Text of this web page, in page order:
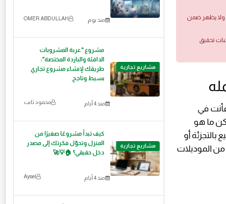
ولا يظهر ضمن
تحقيق
في
ما هو
أو
الموديلات
منذ يوم OMER ABDULLAH
مشاريع تجارية
مشروع "عربة المشروبات
الدافئة والباردة المختصة":
طريقك لإنشاء مشروع تجاري
بسيط وناجح
منذ 4 أيام محمود ثابت
مشاريع تجارية
كيف تبدأ مشروعًا صغيرًا من
المنزل وتحوّل فكرتك إلى مصدر
دخل حقيقي؟ 🏠💡🚀
منذ 4 أيام Aysel